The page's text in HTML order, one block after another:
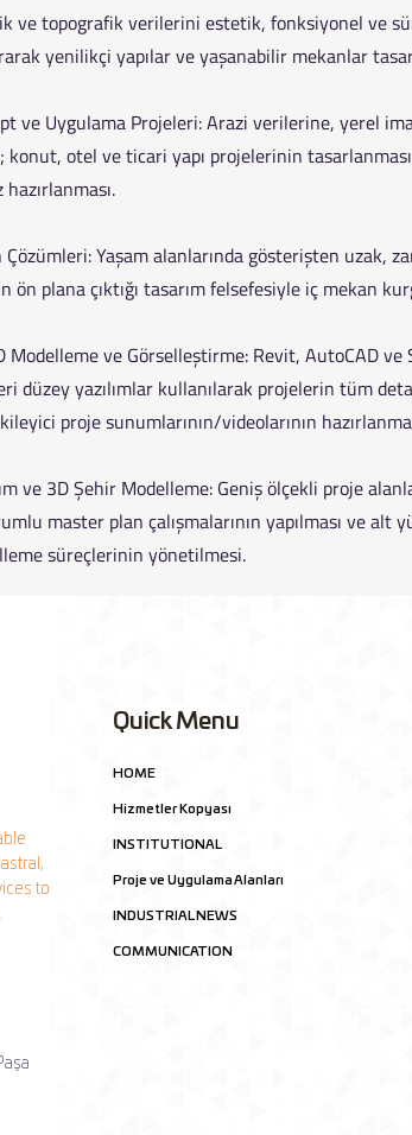
ve topografik verilerini estetik, fonksiyonel ve
yenilikçi yapılar ve yaşanabilir mekanlar
Uygulama Projeleri: Arazi verilerine, yerel
konut, otel ve ticari yapı projelerinin
Yaşam alanlarında gösterişten uzak,
plana çıktığı tasarım felsefesiyle iç mekan
ve Görselleştirme: Revit, AutoCAD ve
düzey yazılımlar kullanılarak projelerin tüm
proje sunumlarının/videolarının
3D Şehir Modelleme: Geniş ölçekli proje
master plan çalışmalarının yapılması ve alt
süreçlerinin yönetilmesi.
to
Quick Menu
HOME
Hizmetler Kopyası
INSTITUTIONAL
Proje ve Uygulama Alanları
INDUSTRIAL NEWS
COMMUNICATION